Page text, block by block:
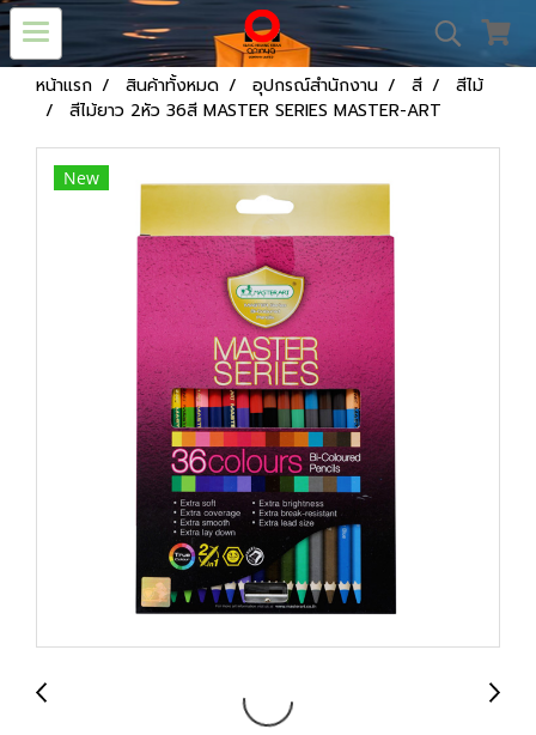
หน้าแรก สินค้าทั้งหมด อุปกรณ์สำนักงาน สี
สีไม้
สีไม้ยาว 2หัว 36สี MASTER SERIES MASTER-ART
New